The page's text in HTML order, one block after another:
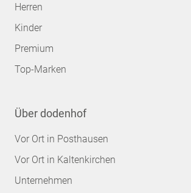
Herren
Kinder
Premium
Top-Marken
Über dodenhof
Vor Ort in Posthausen
Vor Ort in Kaltenkirchen
Unternehmen